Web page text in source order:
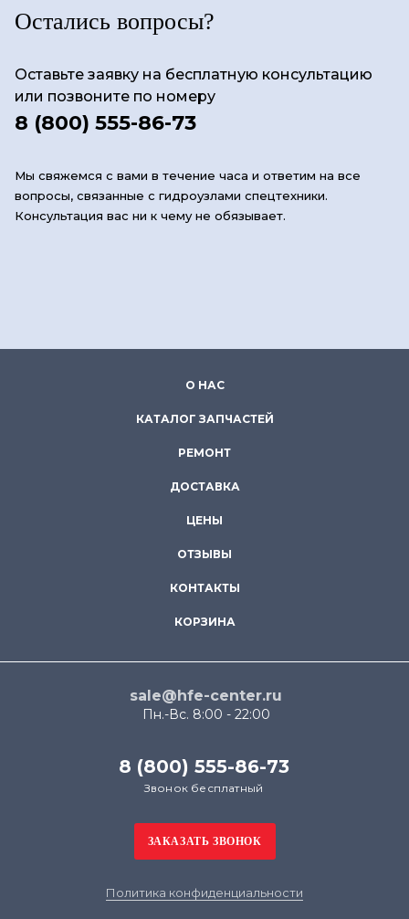
Остались вопросы?
Оставьте заявку на бесплатную консультацию
или позвоните по номеру
8 (800) 555-86-73
Мы свяжемся с вами в течение часа и ответим на все
вопросы, связанные с гидроузлами спецтехники.
Консультация вас ни к чему не обязывает.
О НАС
КАТАЛОГ ЗАПЧАСТЕЙ
РЕМОНТ
ДОСТАВКА
ЦЕНЫ
ОТЗЫВЫ
КОНТАКТЫ
КОРЗИНА
sale@hfe-center.ru
Пн.-Вс. 8:00 - 22:00
8 (800) 555-86-73
Звонок бесплатный
Политика конфиденциальности